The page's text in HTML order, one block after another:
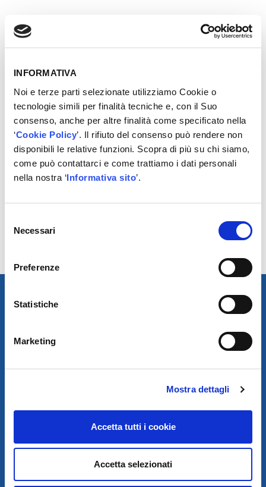
INFORMATIVA
Noi e terze parti selezionate utilizziamo Cookie o
tecnologie simili per finalità tecniche e, con il Suo
consenso, anche per altre finalità come specificato nella
‘Cookie Policy’. Il rifiuto del consenso può rendere non
disponibili le relative funzioni. Scopra di più su chi siamo,
come può contattarci e come trattiamo i dati personali
nella nostra ‘Informativa sito’.
delNecessari
Preferenze
Statistiche
Marketing
Mostra dettagli
Accetta tutti i cookie
Accetta selezionati
VUOI CONOSCERE IL PREZZO?
Contattaci!
×
REGISTRATI
POTREBBERO
INTERESSARTI
No results found.
SCARICA IL PROGRAMMA
© 2021